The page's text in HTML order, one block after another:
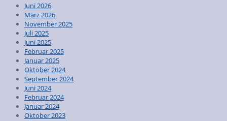
Juni 2026
März 2026
November 2025
Juli 2025
Juni 2025
Februar 2025
Januar 2025
Oktober 2024
September 2024
Juni 2024
Februar 2024
Januar 2024
Oktober 2023